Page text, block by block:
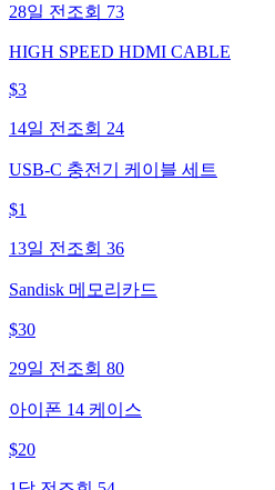
28일 전 조회 73
HIGH SPEED HDMI CABLE
$3
14일 전 조회 24
USB-C 충전기 케이블 세트
$1
13일 전 조회 36
Sandisk 메모리카드
$30
29일 전 조회 80
아이폰 14 케이스
$20